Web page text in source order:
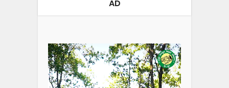
AD